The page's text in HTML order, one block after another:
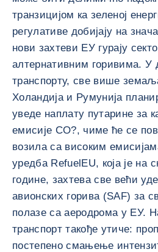
транзицијом ка зеленој
регулативе добијају на
нови захтеви ЕУ гурају
алтернативним горивима. У
транспорту, све више
Холандија и Румунија
уведе наплату путарине за
емисије CO?, чиме ће се
возила са високим
уредба RefuelEU, која је на
године, захтева све већи
авионских горива (SAF) за
полазе са аеродрома у ЕУ.
транспорт такође утиче:
постепено смањење